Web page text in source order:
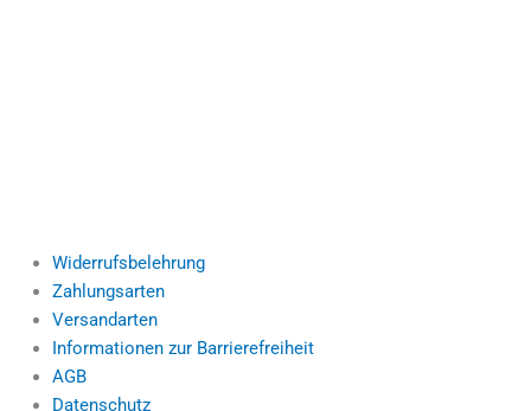
Widerrufsbelehrung
Zahlungsarten
Versandarten
Informationen zur Barrierefreiheit
AGB
Datenschutz